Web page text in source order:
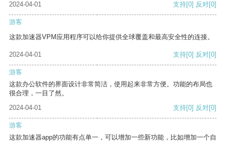
2024-04-01
支持[0] 反对[0]
游客
这款加速器VPM应用程序可以给你提供全球覆盖和最高安全性的连接。
2024-04-01 支持[0] 反对[0]
游客
这款办公软件的界面设计非常简洁，使用起来非常方便。功能的布局也
很合理，一目了然。
2024-04-01
支持[0] 反对[0]
游客
这款加速器app的功能有点单一，可以增加一些新功能，比如增加一个自